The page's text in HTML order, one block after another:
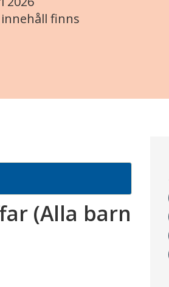
finns
(Alla barn